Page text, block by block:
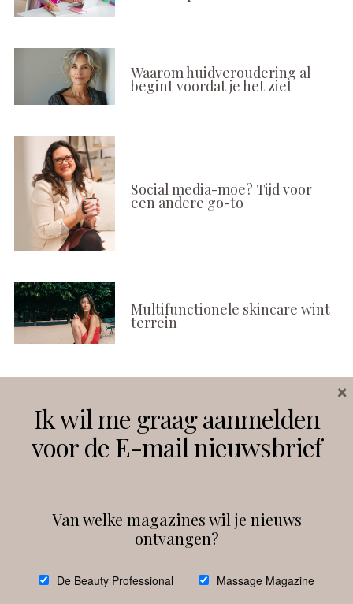
Waarom huidveroudering al
begint voordat je het ziet
Social media-moe? Tijd voor
een andere go-to
Multifunctionele skincare wint
terrein
Instagram Facebook
debeautyprofessional
Ik wil me graag aanmelden
voor de E-mail nieuwsbrief
Van welke magazines wil je nieuws
ontvangen?
De Beauty Professional Massage Magazine
×